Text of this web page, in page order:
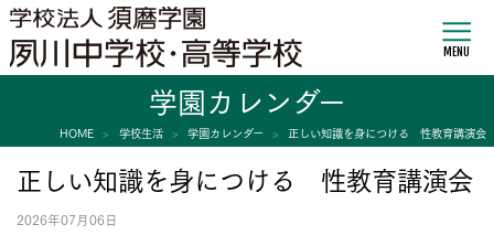
MENU
学園カレンダー
HOME 学校生活 学園カレンダー 正しい知識を身につける 性教育講演会
正しい知識を身につける 性教育講演会
2026年07月06日